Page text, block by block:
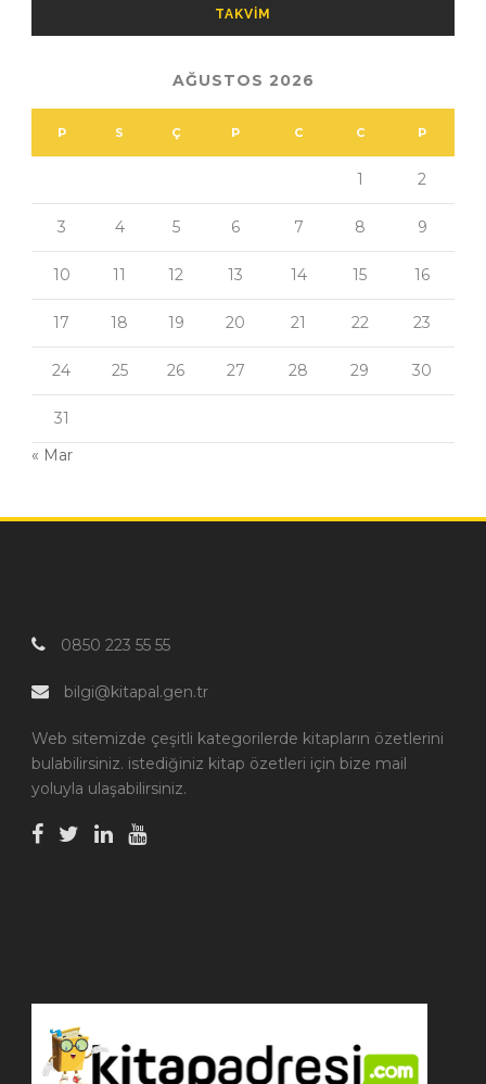
TAKVIM
AĞUSTOS 2026
P S Ç P C C P
1 2
3 4 5 6 7 8 9
10 11 12 13 14 15 16
17 18 19 20 21 22 23
24 25 26 27 28 29 30
31
« Mar
0850 223 55 55
bilgi@kitapal.gen.tr
Web sitemizde çeşitli kategorilerde kitapların özetlerini
bulabilirsiniz. istediğiniz kitap özetleri için bize mail
yoluyla ulaşabilirsiniz.